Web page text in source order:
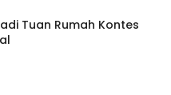
Tuan Rumah Kontes